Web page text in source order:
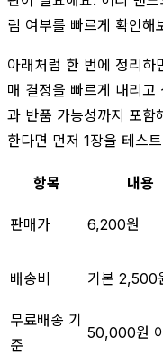
림 여부를 빠르게 확인해
아래처럼 한 번에 정리하
매 결정을 빠르게 내리고
과 반품 가능성까지 포함
한다면 먼저 1장을 테스
항목 내용
판매가 6,200원
배송비 기본 2,500
무료배송 기
준
50,000원